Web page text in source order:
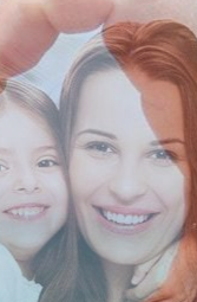
川上歯科あべの診療所
デンタルラボ